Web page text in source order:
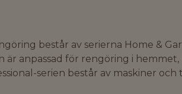
består av serierna Home &
är anpassad för rengöring i hemmet,
serien består av maskiner och